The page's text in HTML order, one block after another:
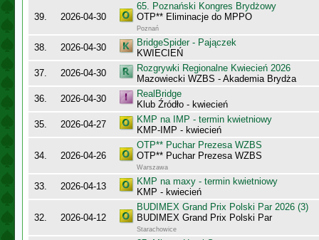
39. 2026-04-30
65. Poznański Kongres Brydżowy
OTP** Eliminacje do MPPO
Poznań
38. 2026-04-30
BridgeSpider - Pajączek
KWIECIEŃ
37.
2026-04-30
Rozgrywki Regionalne Kwiecień 2026
Mazowiecki WZBS - Akademia Brydża
36.
2026-04-30
RealBridge
Klub Źródło - kwiecień
35.
2026-04-27
KMP na IMP - termin kwietniowy
KMP-IMP - kwiecień
34. 2026-04-26
OTP** Puchar Prezesa WZBS
OTP** Puchar Prezesa WZBS
Warszawa
33. 2026-04-13
KMP na maxy - termin kwietniowy
KMP - kwiecień
32. 2026-04-12
BUDIMEX Grand Prix Polski Par 2026 (3)
BUDIMEX Grand Prix Polski Par
Starachowice